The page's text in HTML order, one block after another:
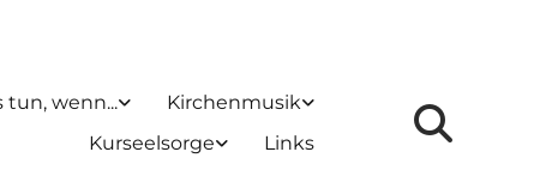
tun, wenn...
Kirchenmusik
Kurseelsorge
Links